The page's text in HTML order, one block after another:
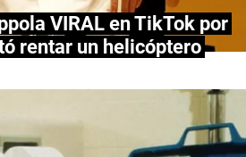
VIRAL en TikTok por
rentar un helicóptero